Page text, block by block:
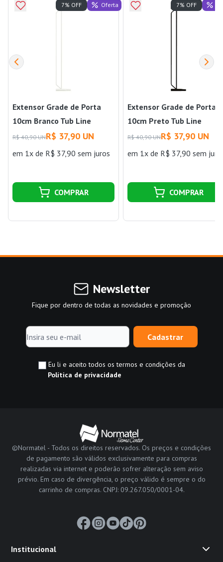
Extensor Grade de Porta
10cm Branco Tub Line
R$ 40,90 UNR$ 37,90 UN
em 1x de R$ 37,90 sem juros
7% OFF Oferta
COMPRAR
Extensor Grade de Porta
10cm Preto Tub Line
R$ 40,90 UNR$ 37,90 UN
em 1x de R$ 37,90 sem
7% OFF
COMPRAR
Newsletter
Fique por dentro de todas as novidades e promoção
Cadastrar
Eu li e aceito todos os termos e condições da
Política de privacidade
©Normatel - Todos os direitos reservados. Os preços e condições
de pagamento são válidos exclusivamente para compras
realizadas via internet e poderão sofrer alteração sem aviso
prévio. Em caso de divergência, o preço válido é sempre o do
carrinho de compras. CNPJ: 09.267.050/0001-04.
Institucional